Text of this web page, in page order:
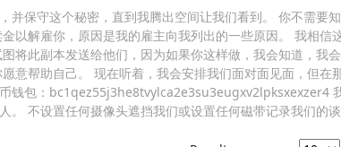
并保守这个秘密，直到我腾出空间让我们看到。 你不需要
以解雇你，原因是我的雇主向我列出的一些原因。 我相
将此副本发送给他们，因为如果你这样做，我会知道，我
意帮助自己。 现在听着，我会安排我们面对面见面，但
钱包：bc1qez55j3he8tvylca2e3su3eugxv2lpksxexzer4
。 不设置任何摄像头遮挡我们或设置任何磁带记录我们的